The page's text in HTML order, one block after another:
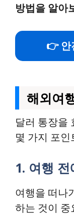
방법을 알아
👉 안
해외여
달러 통장을
몇 가지 포
1. 여행
여행을 떠나
하는 것이 중